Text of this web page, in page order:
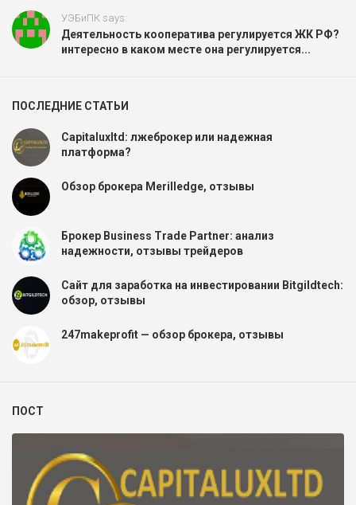
УЭБиПК says:
Деятельность кооператива регулируется ЖК РФ?
интересно в каком месте она регулируется...
ПОСЛЕДНИЕ СТАТЬИ
Capitaluxltd: лжеброкер или надежная
платформа?
Обзор брокера Merilledge, отзывы
Брокер Business Trade Partner: анализ
надежности, отзывы трейдеров
Сайт для заработка на инвестировании Bitgildtech:
обзор, отзывы
247makeprofit — обзор брокера, отзывы
ПОСТ